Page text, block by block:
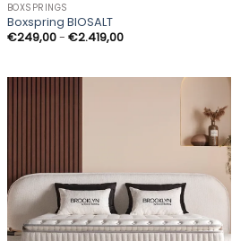
BOXSPRINGS
Boxspring BIOSALT
€249,00- €2.419,00Prijsklasse: